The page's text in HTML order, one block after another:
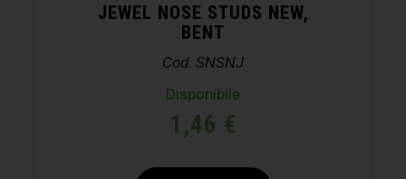
JEWEL NOSE STUDS NEW,
BENT
Cod. SNSNJ
Disponibile
1,46 €